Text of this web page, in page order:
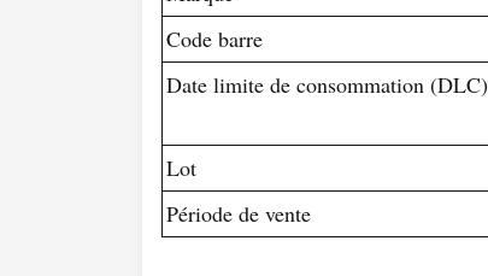
Code barre
Date limite de consommation (DLC)
Lot
Période de vente